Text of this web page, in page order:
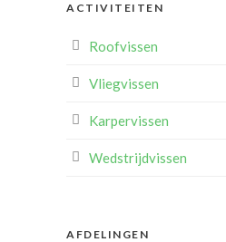
ACTIVITEITEN
Roofvissen
Vliegvissen
Karpervissen
Wedstrijdvissen
AFDELINGEN